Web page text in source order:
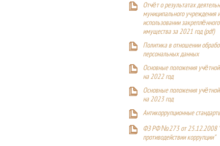
Отчёт о результатах
муниципального учреждения
использовании
имущества за 2021 год (pdf)
Политика в отношении
персональных данных
Основные положения
на 2022 год
Основные положения
на 2023 год
Антикоррупционные
ФЗ РФ №273 от 25.12.2008
противодействии коррупции"